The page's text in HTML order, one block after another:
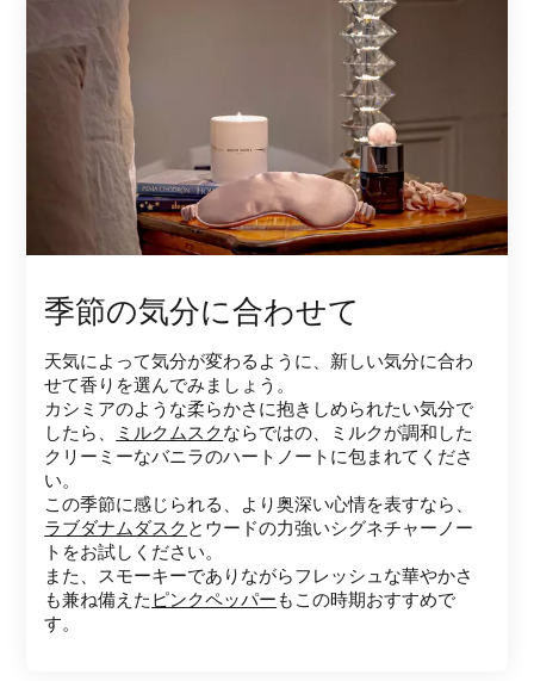
季節の気分に合わせて
天気によって気分が変わるように、新しい気分に合わ
せて香りを選んでみましょう。
カシミアのような柔らかさに抱きしめられたい気分で
したら、
ミルクムスクならではの、ミルクが調和した
クリーミーなバニラのハートノートに包まれてくださ
い。
この季節に感じられる、より奥深い心情を表すなら、
ラブダナムダスク とウードの力強いシグネチャーノー
トをお試しください。
また、スモーキーでありながらフレッシュな華やかさ
も兼ね備えた ピンクペッパーもこの時期おすすめで
す。